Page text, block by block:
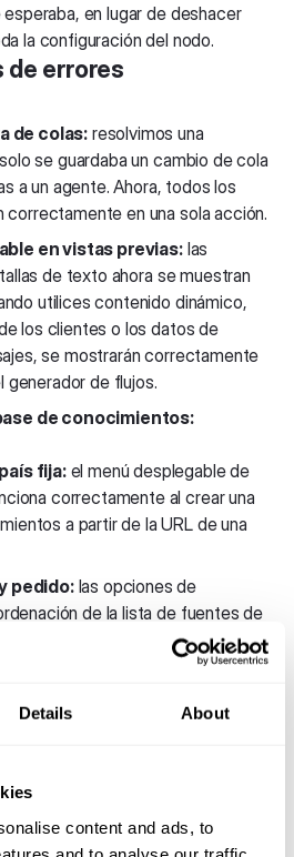
Details About
content and ads, to
en lugar de deshacer
la configuración del nodo.
errores
de colas: resolvimos una
se guardaba un cambio de cola
a un agente. Ahora, todos los
correctamente en una sola acción.
en vistas previas:las
de texto ahora se muestran
utilices contenido dinámico,
los clientes o los datos de
se mostrarán correctamente
generador de flujos.
de conocimientos:
fija:el menú desplegable de
correctamente al crear una
a partir de la URL de una
pedido:las opciones de
de la lista de fuentes de
ahora funcionan según lo
facilita la organización y la